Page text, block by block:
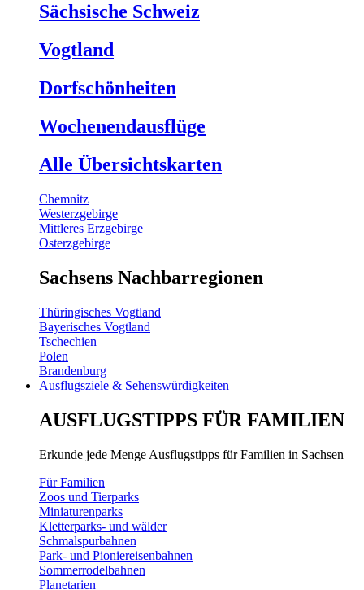
Sächsische Schweiz
Vogtland
Dorfschönheiten
Wochenendausflüge
Alle Übersichtskarten
Chemnitz
Westerzgebirge
Mittleres Erzgebirge
Osterzgebirge
Sachsens Nachbarregionen
Thüringisches Vogtland
Bayerisches Vogtland
Tschechien
Polen
Brandenburg
Ausflugsziele & Sehenswürdigkeiten
AUSFLUGSTIPPS FÜR FAMILIEN
Erkunde jede Menge Ausflugstipps für Familien in Sachsen
Für Familien
Zoos und Tierparks
Miniaturenparks
Kletterparks- und wälder
Schmalspurbahnen
Park- und Pioniereisenbahnen
Sommerrodelbahnen
Planetarien